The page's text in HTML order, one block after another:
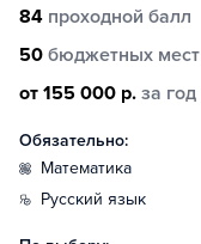
84 проходной балл
50 бюджетных мест
от 155 000 р. за год
Обязательно:
математика
русский язык